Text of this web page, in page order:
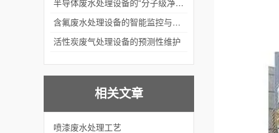
活性炭废气处理设备的预测性维护
相关文章
​喷漆废水处理工艺